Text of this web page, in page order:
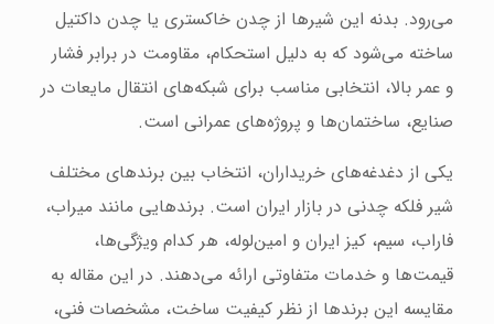
می‌رود. بدنه این شیرها از چدن خاکستری یا چدن داکتیل
ساخته می‌شود که به دلیل استحکام، مقاومت در برابر فشار
و عمر بالا، انتخابی مناسب برای شبکه‌های انتقال مایعات در
صنایع، ساختمان‌ها و پروژه‌های عمرانی است.
یکی از دغدغه‌های خریداران، انتخاب بین برندهای مختلف
شیر فلکه چدنی در بازار ایران است. برندهایی مانند میراب،
فاراب، سیم، کیز ایران و امین‌لوله، هر کدام ویژگی‌ها،
قیمت‌ها و خدمات متفاوتی ارائه می‌دهند. در این مقاله به
مقایسه این برندها از نظر کیفیت ساخت، مشخصات فنی،